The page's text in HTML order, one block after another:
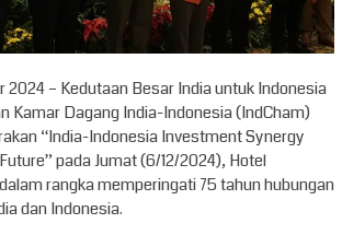
2024 – Kedutaan Besar India untuk Indonesia
Kamar Dagang India-Indonesia (IndCham)
“India-Indonesia Investment Synergy
pada Jumat (6/12/2024), Hotel
rangka memperingati 75 tahun hubungan
dan Indonesia.